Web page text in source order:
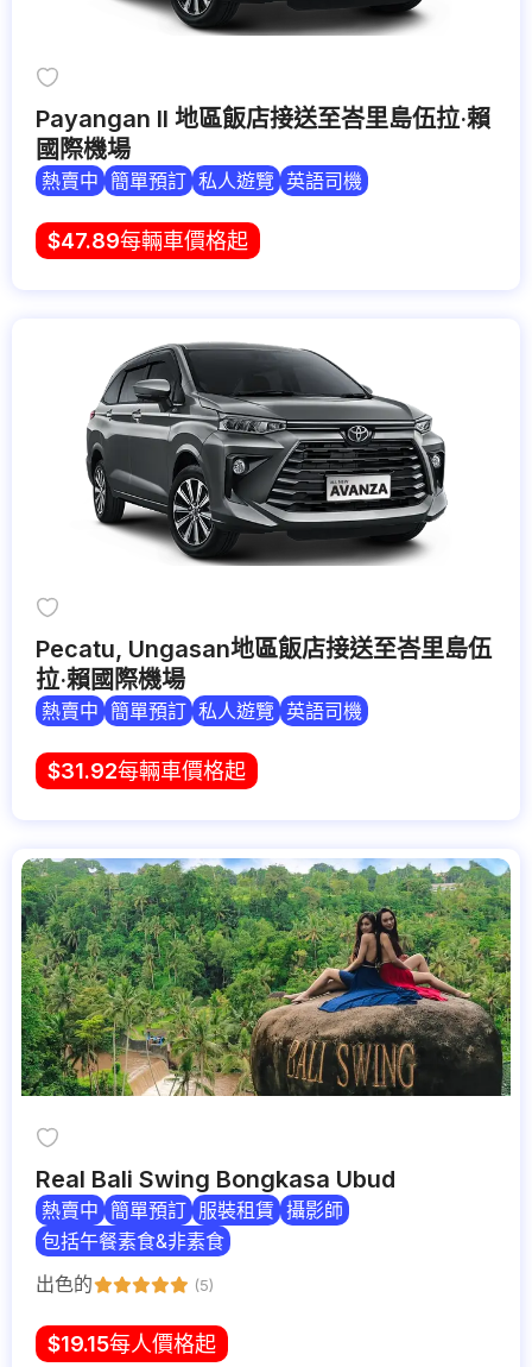
Payangan II 地區飯店接送至峇里島伍拉·賴
國際機場
熱賣中 簡單預訂 私人遊覽 英語司機
$47.89每輛車價格起
Pecatu, Ungasan地區飯店接送至峇里島伍
拉·賴國際機場
熱賣中 簡單預訂 私人遊覽 英語司機
$31.92每輛車價格起
Real Bali Swing Bongkasa Ubud
熱賣中 簡單預訂 服裝租賃 攝影師
包括午餐素食&非素食
出色的
(5)
$19.15每人價格起